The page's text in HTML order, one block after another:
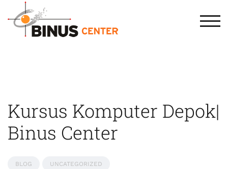
Kursus Komputer Depok|
Binus Center
BLOG UNCATEGORIZED